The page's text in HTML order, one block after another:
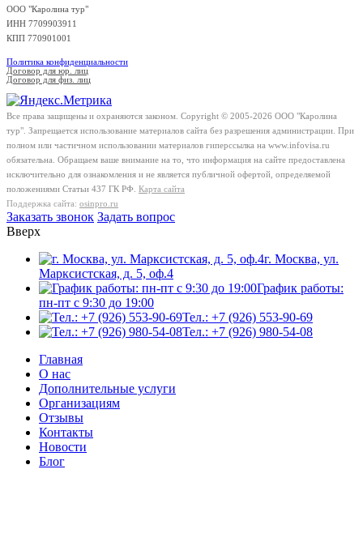
ООО "Каролина тур"
ИНН 7709903911
КПП 770901001
Политика конфиденциальности
Договор для юр. лиц
Договор для физ. лиц
Все права защищены и охраняются законом. Copyright © 2005-2026 OOO "Каролина
тур". Запрещается использование материалов сайта без разрешения администрации. При
полном или частичном использовании материалов гиперссылка на www.infovisa.ru
обязательна. Обращаем ваше внимание на то, что информация на сайте предоставлена
исключительно для ознакомления и не является публичной офертой, определяемой
положениями Статьи 437 ГК РФ. Карта сайта
Поддержка сайта: osinpro.ru
Заказать звонок Задать вопрос
Вверх
г. Москва, ул.
Марксистская, д. 5, оф.4
График работы:
пн-пт с 9:30 до 19:00
Тел.: +7 (926) 553-90-69
Тел.: +7 (926) 980-54-08
Главная
О нас
Дополнительные услуги
Организациям
Отзывы
Контакты
Новости
Блог